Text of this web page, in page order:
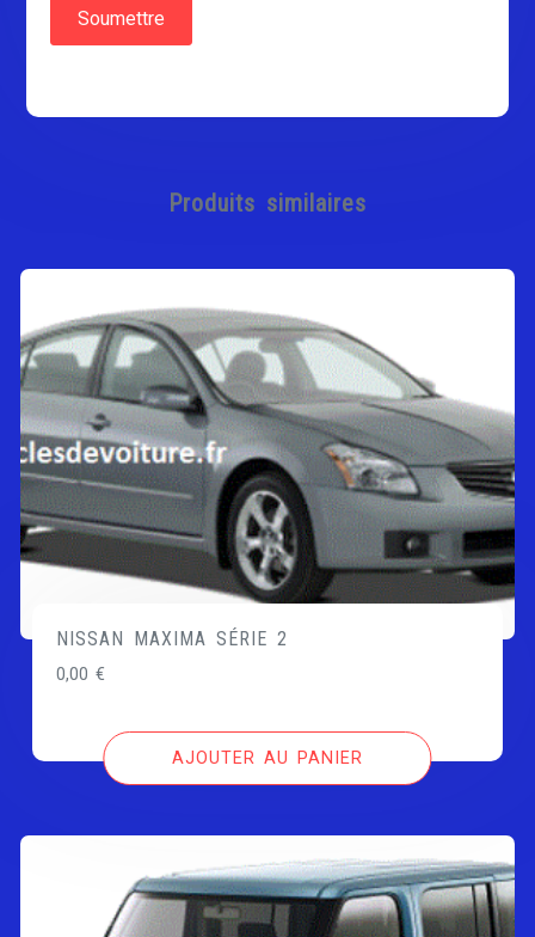
Produits similaires
NISSAN MAXIMA SÉRIE 2
0,00€
AJOUTER AU PANIER